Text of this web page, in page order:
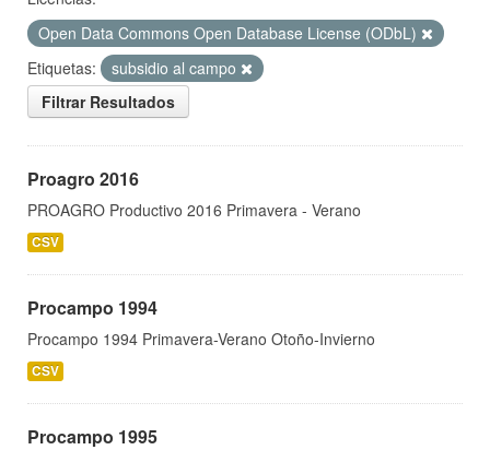
Open Data Commons Open Database License (ODbL)
Etiquetas:
subsidio al campo
Filtrar Resultados
Proagro 2016
PROAGRO Productivo 2016 Primavera - Verano
CSV
Procampo 1994
Procampo 1994 Primavera-Verano Otoño-Invierno
CSV
Procampo 1995